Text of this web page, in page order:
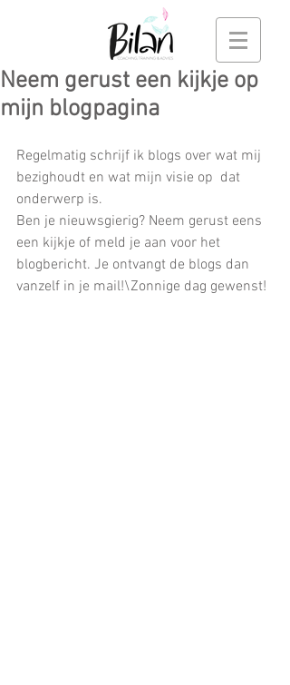
Neem gerust een kijkje op
mijn blogpagina
Regelmatig schrijf ik blogs over wat mij
bezighoudt en wat mijn visie op  dat
onderwerp is.
Ben je nieuwsgierig? Neem gerust eens
een kijkje of meld je aan voor het
blogbericht. Je ontvangt de blogs dan
vanzelf in je mail!\Zonnige dag gewenst!